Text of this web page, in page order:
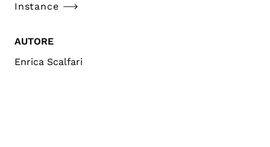
Instance
AUTORE
Enrica Scalfari